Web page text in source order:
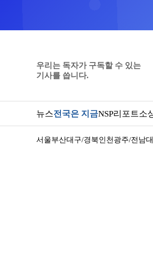
우리는 독자가 구독할 수 있는
기사를 씁니다.
뉴스전국은 지금NSP리포트소
서울부산대구/경북인천 광주/전남